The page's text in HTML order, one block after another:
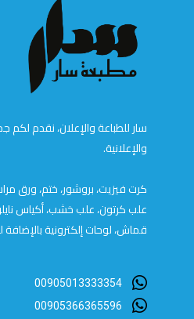
سار للطباعة والإعلان، نقدم لكم
والإعلانية.
كرت فيزيت، بروشور، ختم، ورق
علب كرتون، علب خشب، أكياس
قماش، لوحات إلكترونية
00905013333354
00905366365596